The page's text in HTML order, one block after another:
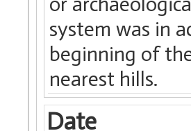
system was in
beginning of
nearest hills.
Date